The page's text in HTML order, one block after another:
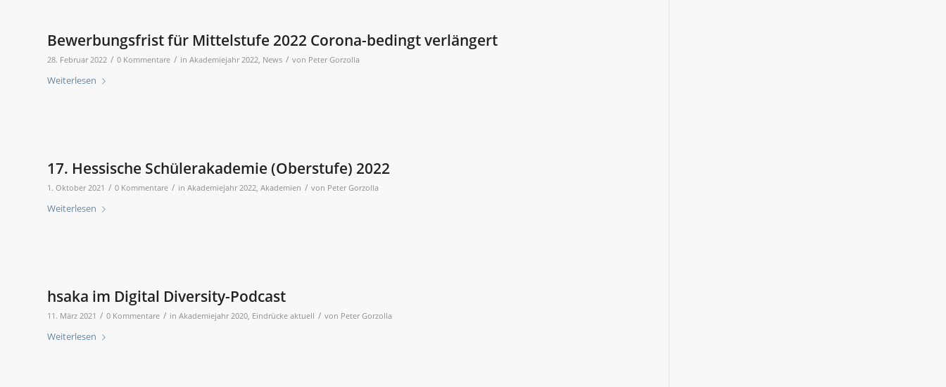
Bewerbungsfrist für Mittelstufe 2022 Corona-bedingt verlängert
28. Februar 2022 / 0 Kommentare / in Akademiejahr 2022, News / von Peter Gorzolla
Weiterlesen
17. Hessische Schülerakademie (Oberstufe) 2022
1. Oktober 2021 / 0 Kommentare / in Akademiejahr 2022, Akademien / von Peter Gorzolla
Weiterlesen
hsaka im Digital Diversity-Podcast
11. März 2021 / 0 Kommentare / in Akademiejahr 2020, Eindrücke aktuell / von Peter Gorzolla
Weiterlesen